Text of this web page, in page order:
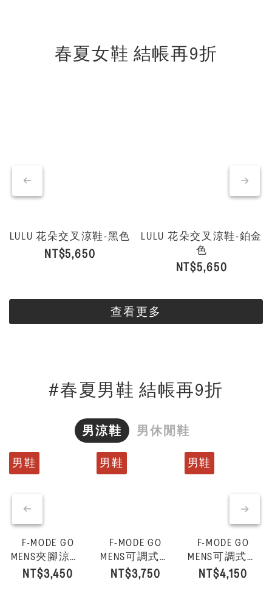
春夏女鞋 結帳再9折
LULU 花朵交叉涼鞋-黑色
NT$5,650
LULU 花朵交叉涼鞋-鉑金
色
NT$5,650
查看更多
#春夏男鞋 結帳再9折
男涼鞋 男休閒鞋
男鞋
F-MODE GO
MENS夾腳涼鞋-
炭灰色
NT$3,450
男鞋
F-MODE GO
MENS可調式雙
帶涼鞋-炭灰色
NT$3,750
男鞋
F-MODE GO
MENS可調式後
帶涼鞋-炭灰色
NT$4,150